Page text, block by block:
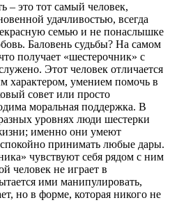
– это тот самый человек,
удачливостью, всегда
семью и не понаслышке
Баловень судьбы? На самом
получает «шестерочник» с
Этот человек отличается
характером, умением помочь в
совет или просто
моральная поддержка. В
уровнях люди шестерки
именно они умеют
спокойно принимать любые дары.
чувствуют себя рядом с ним
человек не играет в
ими манипулировать,
но в форме, которая никого не